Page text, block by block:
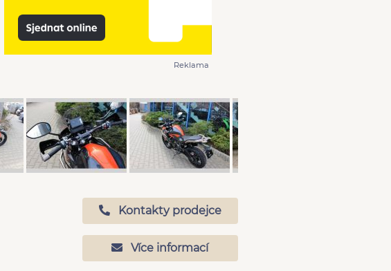
Reklama
Kontakty prodejce
Více informací